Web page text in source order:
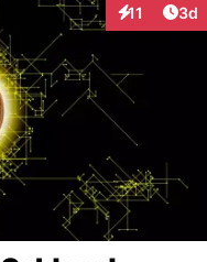
11 3d